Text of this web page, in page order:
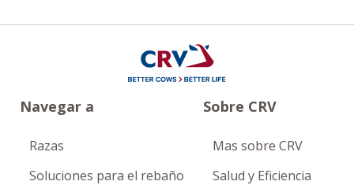
Navegar a
Razas
Soluciones para el rebaño
Sobre CRV
Mas sobre CRV
Salud y Eficiencia